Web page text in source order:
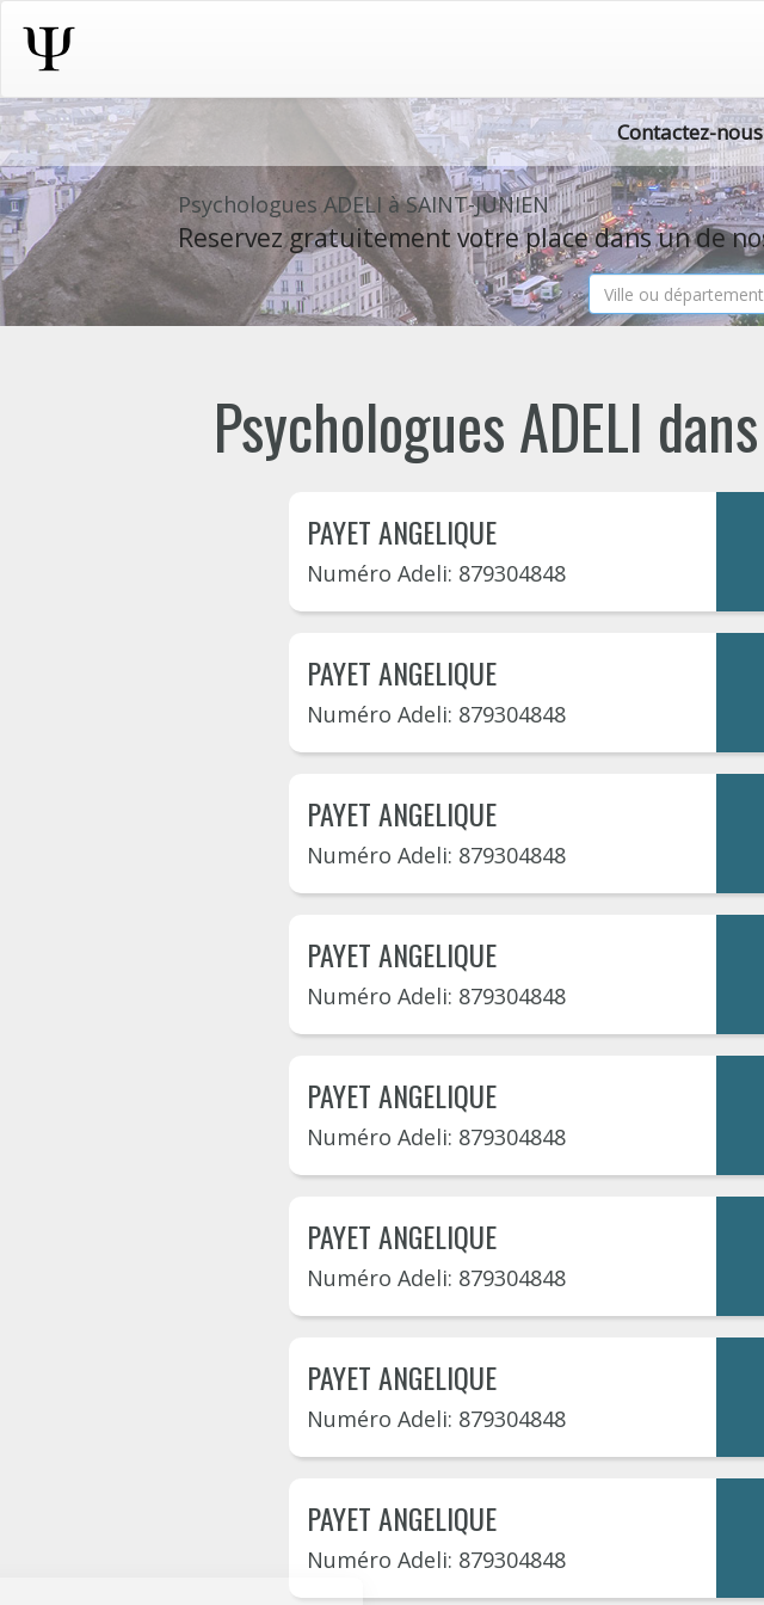
Contactez-
Psychologues ADELI à SAINT-JUNIEN
Reservez gratuitement votre place dans un de
Psychologues ADELI
PAYET ANGELIQUE
Numéro Adeli: 879304848
PAYET ANGELIQUE
Numéro Adeli: 879304848
PAYET ANGELIQUE
Numéro Adeli: 879304848
PAYET ANGELIQUE
Numéro Adeli: 879304848
PAYET ANGELIQUE
Numéro Adeli: 879304848
PAYET ANGELIQUE
Numéro Adeli: 879304848
PAYET ANGELIQUE
Numéro Adeli: 879304848
PAYET ANGELIQUE
Numéro Adeli: 879304848